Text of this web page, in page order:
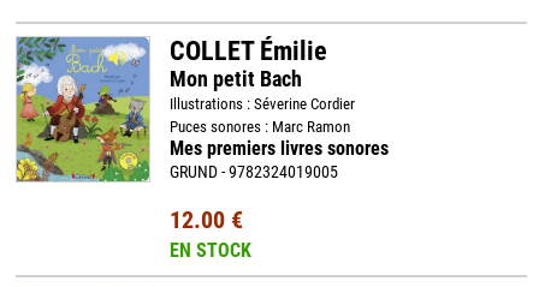
COLLET Émilie
Mon petit Bach
Illustrations : Séverine Cordier
Puces sonores : Marc Ramon
Mes premiers livres sonores
GRUND - 9782324019005
12.00 €
EN STOCK